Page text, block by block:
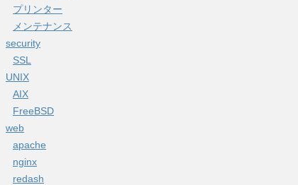
プリンター
メンテナンス
security
SSL
UNIX
AIX
FreeBSD
web
apache
nginx
redash